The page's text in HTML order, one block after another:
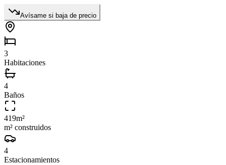
Avísame si baja de precio
3
Habitaciones
4
Baños
419m²
m² construidos
4
Estacionamientos